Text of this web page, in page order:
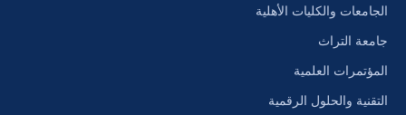
الجامعات والكليات الأهلية
جامعة التراث
المؤتمرات العلمية
التقنية والحلول الرقمية